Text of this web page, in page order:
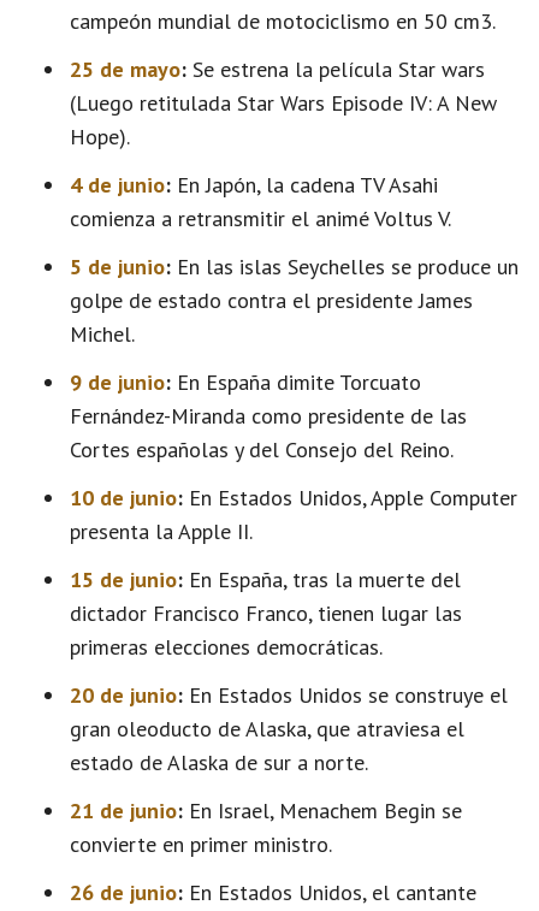
campeón mundial de motociclismo en 50 cm3.
25 de mayo: Se estrena la película Star wars
(Luego retitulada Star Wars Episode IV: A New
Hope).
4 de junio: En Japón, la cadena TV Asahi
comienza a retransmitir el animé Voltus V.
5 de junio: En las islas Seychelles se produce un
golpe de estado contra el presidente James
Michel.
9 de junio: En España dimite Torcuato
Fernández-Miranda como presidente de las
Cortes españolas y del Consejo del Reino.
10 de junio: En Estados Unidos, Apple Computer
presenta la Apple II.
15 de junio: En España, tras la muerte del
dictador Francisco Franco, tienen lugar las
primeras elecciones democráticas.
20 de junio: En Estados Unidos se construye el
gran oleoducto de Alaska, que atraviesa el
estado de Alaska de sur a norte.
21 de junio: En Israel, Menachem Begin se
convierte en primer ministro.
26 de junio: En Estados Unidos, el cantante